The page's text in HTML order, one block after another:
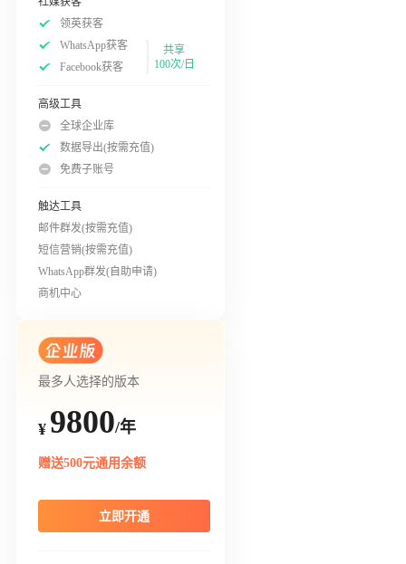
领英获客
WhatsApp获客
Facebook获客
共享
100次/日
高级工具
全球企业库
数据导出(按需充值)
免费子账号
触达工具
邮件群发(按需充值)
短信营销(按需充值)
WhatsApp群发(自助申请)
商机中心
最多人选择的版本
¥ 9800/年
赠送500元通用余额
立即开通